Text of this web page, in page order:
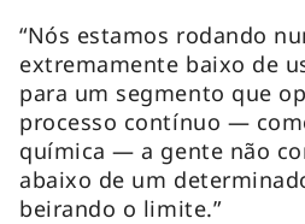
“Nós estamos rodando
extremamente baixo de
para um segmento que
processo contínuo —
química — a gente não
abaixo de um
beirando o limite.”